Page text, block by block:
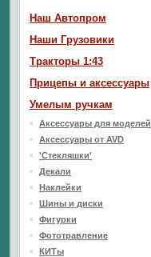
Наш Aвтопром
Наши Грузовики
Тракторы 1:43
Прицепы и аксессуары
Умелым ручкам
Аксессуары для моделей
Аксессуары от AVD
'Стекляшки'
Декали
Наклейки
Шины и диски
Фигурки
Фототравление
КИТы